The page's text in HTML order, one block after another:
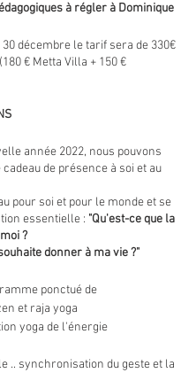
à régler à Dominique
décembre le tarif sera de 330€
€ Metta Villa + 150 €
année 2022, nous pouvons
de présence à soi et au
pour soi et pour le monde et se
essentielle : "Qu'est-ce que la
?
donner à ma vie ?"
ponctué de
et raja yoga
yoga de l'énergie
.. synchronisation du geste et la